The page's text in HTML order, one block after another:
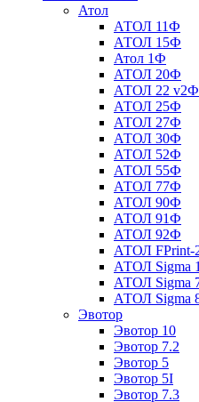
Атол
АТОЛ 11Ф
АТОЛ 15Ф
Атол 1Ф
АТОЛ 20Ф
АТОЛ 22 v2Ф
АТОЛ 25Ф
АТОЛ 27Ф
АТОЛ 30Ф
АТОЛ 52Ф
АТОЛ 55Ф
АТОЛ 77Ф
АТОЛ 90Ф
АТОЛ 91Ф
АТОЛ 92Ф
АТОЛ
АТОЛ Sigma
АТОЛ Sigma
АТОЛ Sigma
Эвотор
Эвотор 10
Эвотор 7.2
Эвотор 5
Эвотор 5I
Эвотор 7.3